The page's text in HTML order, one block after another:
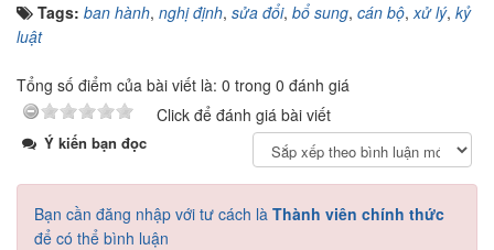
Tags: ban hành, nghị định, sửa đổi, bổ sung, cán bộ,xử lý, kỷ
luật
Tổng số điểm của bài viết là: 0 trong 0 đánh giá
Click để đánh giá bài viết
Ý kiến bạn đọc
Bạn cần đăng nhập với tư cách là Thành viên chính thức
để có thể bình luận